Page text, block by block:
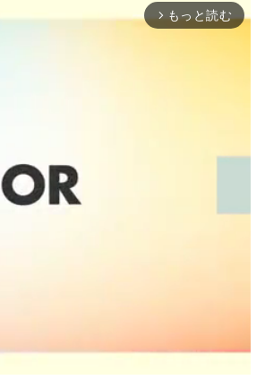
arrow_forward_ios もっと読む